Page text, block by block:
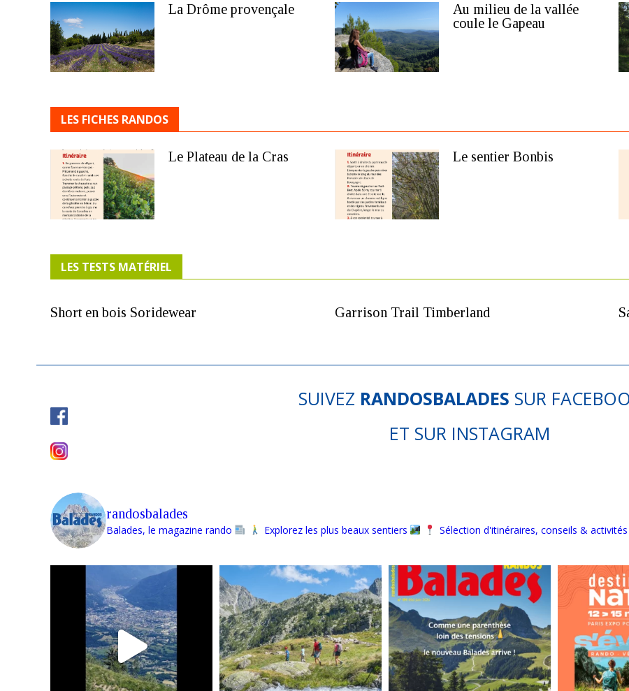
La Drôme provençale
Au milieu de la vallée
coule le Gapeau
LES FICHES RANDOS
Le Plateau de la Cras Le sentier Bonbis
LES TESTS MATÉRIEL
Short en bois Soridewear Garrison Trail Timberland
SUIVEZ RANDOSBALADES SUR
ET SUR INSTAGRAM
randosbalades
Balades, le magazine rando Explorez les plus beaux sentiers Sélection d'itinéraires, conseils & activités